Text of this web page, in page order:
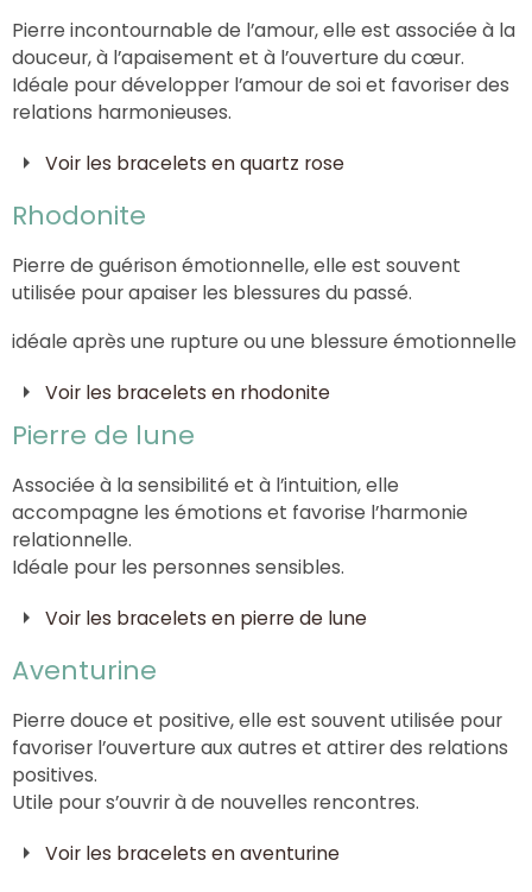
Pierre incontournable de l’amour, elle est associée à la
douceur, à l’apaisement et à l’ouverture du cœur.
Idéale pour développer l’amour de soi et favoriser des
relations harmonieuses.
Voir les bracelets en quartz rose
Rhodonite
Pierre de guérison émotionnelle, elle est souvent
utilisée pour apaiser les blessures du passé.
idéale après une rupture ou une blessure émotionnelle
Voir les bracelets en rhodonite
Pierre de lune
Associée à la sensibilité et à l’intuition, elle
accompagne les émotions et favorise l’harmonie
relationnelle.
Idéale pour les personnes sensibles.
Voir les bracelets en pierre de lune
Aventurine
Pierre douce et positive, elle est souvent utilisée pour
favoriser l’ouverture aux autres et attirer des relations
positives.
Utile pour s’ouvrir à de nouvelles rencontres.
Voir les bracelets en aventurine